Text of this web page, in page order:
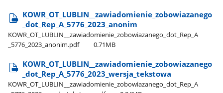
KOWR​_OT​_LUBLIN​_​_zawiadomienie​_zobowiazanego​
_dot​_Rep​_A​_5776​_2023​_anonim
KOWR​_OT​_LUBLIN​_​_zawiadomienie​_zobowiazanego​_dot​_Rep​_A​
_5776​_2023​_anonim.pdf
0.71MB
KOWR​_OT​_LUBLIN​_​_zawiadomienie​_zobowiazanego​
_dot​_Rep​_A​_5776​_2023​_wersja​_tekstowa
KOWR​_OT​_LUBLIN​_​_zawiadomienie​_zobowiazanego​_dot​_Rep​_A​